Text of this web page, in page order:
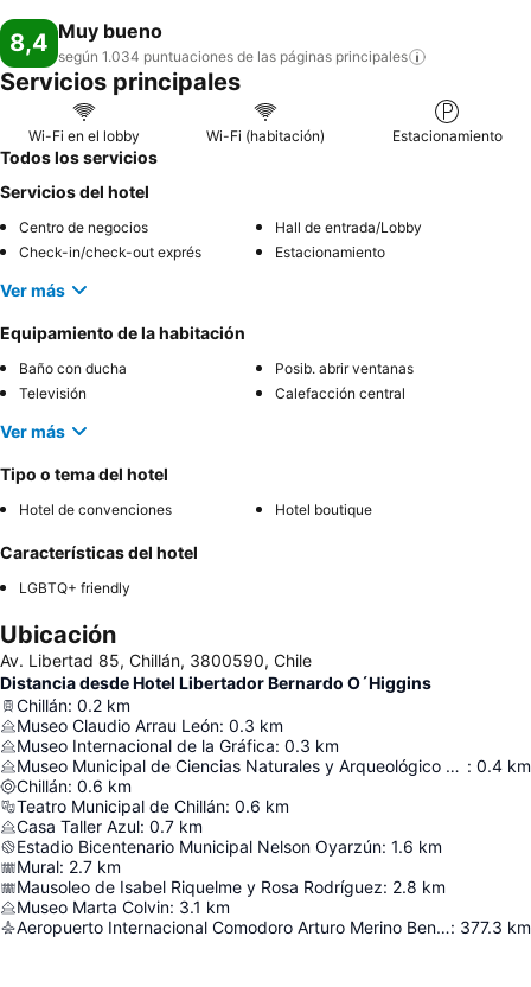
8,4 Muy bueno
según 1.034 puntuaciones de las páginas principales
Servicios principales
Wi-Fi en el lobby Wi-Fi (habitación) Estacionamiento
Todos los servicios
Servicios del hotel
Centro de negocios
Hall de entrada/Lobby
Check-in/check-out exprés
Estacionamiento
Ver más
Equipamiento de la habitación
Baño con ducha
Posib. abrir ventanas
Televisión
Calefacción central
Ver más
Tipo o tema del hotel
Hotel de convenciones Hotel boutique
Características del hotel
LGBTQ+ friendly
Ubicación
Av. Libertad 85, Chillán, 3800590, Chile
Distancia desde Hotel Libertador Bernardo O´Higgins
Chillán: 0.2 km
Museo Claudio Arrau León: 0.3 km
Museo Internacional de la Gráfica: 0.3 km
Museo Municipal de Ciencias Naturales y Arqueológico Profesor Pedro Ramírez Fuentes : 0.4 km
Chillán: 0.6 km
Teatro Municipal de Chillán: 0.6 km
Casa Taller Azul: 0.7 km
Estadio Bicentenario Municipal Nelson Oyarzún: 1.6 km
Mural: 2.7 km
Mausoleo de Isabel Riquelme y Rosa Rodríguez: 2.8 km
Museo Marta Colvin: 3.1 km
Aeropuerto Internacional Comodoro Arturo Merino Benítez: 377.3 km